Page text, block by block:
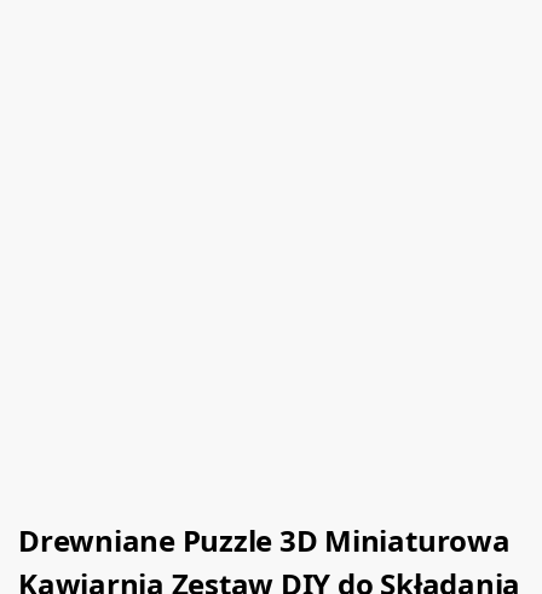
Drewniane Puzzle 3D Miniaturowa
Kawiarnia Zestaw DIY do Składania